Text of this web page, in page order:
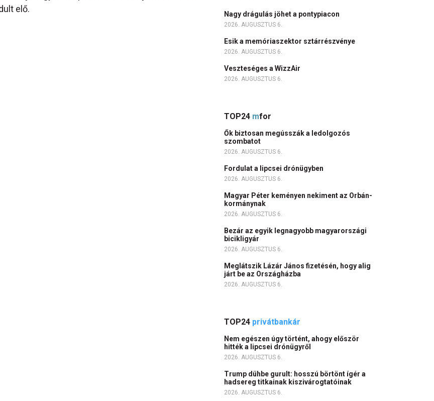
elő.
Nagy drágulás jöhet a pontypiacon
2026. AUGUSZTUS 6.
Esik a memóriaszektor sztárrészvénye
2026. AUGUSZTUS 6.
Veszteséges a WizzAir
2026. AUGUSZTUS 6.
TOP24 mfor
Ők biztosan megússzák a ledolgozós
szombatot
2026. AUGUSZTUS 6.
Fordulat a lipcsei drónügyben
2026. AUGUSZTUS 6.
Magyar Péter keményen nekiment az Orbán-
kormánynak
2026. AUGUSZTUS 6.
Bezár az egyik legnagyobb magyarországi
bicikligyár
2026. AUGUSZTUS 6.
Meglátszik Lázár János fizetésén, hogy alig
járt be az Országházba
2026. AUGUSZTUS 6.
TOP24 privátbankár
Nem egészen úgy történt, ahogy először
hitték a lipcsei drónügyről
2026. AUGUSZTUS 6.
Trump dühbe gurult: hosszú börtönt ígér a
hadsereg titkainak kiszivárogtatóinak
2026. AUGUSZTUS 6.